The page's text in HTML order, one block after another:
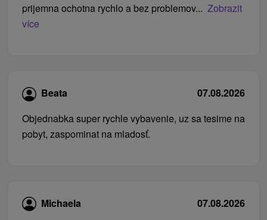
prijemna ochotna rychlo a bez problemov... Zobrazit
více
Beata
07.08.2026
Objednabka super rychle vybavenie, uz sa tesime na
pobyt, zaspominat na mladosť.
Michaela
07.08.2026